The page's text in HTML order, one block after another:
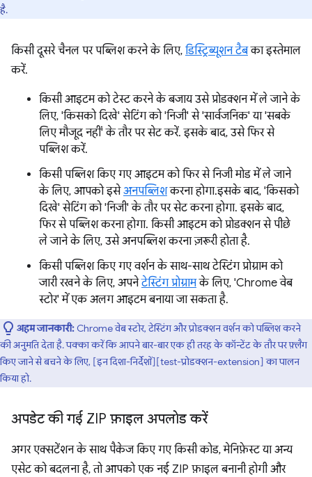
है.
किसी दूसरे चैनल पर पब्लिश करने के लिए, डिस्ट्रिब्यूशन टैबका इस्तेमाल
करें.
किसी आइटम को टेस्ट करने के बजाय उसे प्रोडक्शन में ले जाने के
लिए, 'किसको दिखे' सेटिंग को 'निजी' से 'सार्वजनिक' या 'सबके
लिए मौजूद नहीं' के तौर पर सेट करें. इसके बाद, उसे फिर से
पब्लिश करें.
किसी पब्लिश किए गए आइटम को फिर से निजी मोड में ले जाने
के लिए, आपको इसेअनपब्लिशकरना होगा.इसके बाद, 'किसको
दिखे' सेटिंग को 'निजी' के तौर पर सेट करना होगा. इसके बाद,
फिर से पब्लिश करना होगा. किसी आइटम को प्रोडक्शन से पीछे
ले जाने के लिए, उसे अनपब्लिश करना ज़रूरी होता है.
किसी पब्लिश किए गए वर्शन के साथ-साथ टेस्टिंग प्रोग्राम को
जारी रखने के लिए, अपनेटेस्टिंग प्रोग्रामके लिए, 'Chrome वेब
स्टोर' में एक अलग आइटम बनाया जा सकता है.
अहम जानकारी: Chrome वेब स्टोर, टेस्टिंग और प्रोडक्शन वर्शन को पब्लिश करने
की अनुमति देता है. पक्का करें कि आपने बार-बार एक ही तरह के कॉन्टेंट के तौर पर फ़्लैग
किए जाने से बचने के लिए, [इन दिशा-निर्देशों][test-प्रोडक्शन-extension] का पालन
किया हो.
अपडेट की गई ZIP फ़ाइल अपलोड करें
अगर एक्सटेंशन के साथ पैकेज किए गए किसी कोड, मेनिफ़ेस्ट या अन्य
एसेट को बदलना है, तो आपको एक नई ZIP फ़ाइल बनानी होगी और